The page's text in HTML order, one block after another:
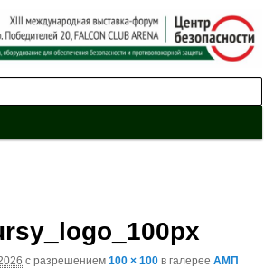
выставка-
безопасности»
для обеспечения безопасности и
защиты. 4-5 июня 2025, Минск, пр. Победителей,
содержимомусодержимому
с разрешением 100 × 100 в галерее АМП